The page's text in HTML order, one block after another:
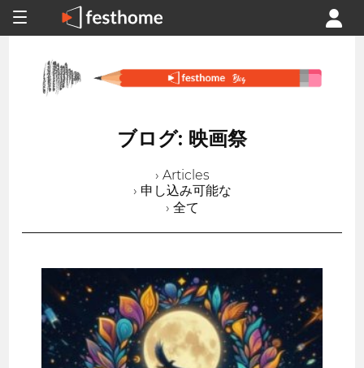
ブログ: 映画祭
› Articles
› 申し込み可能な
› 全て